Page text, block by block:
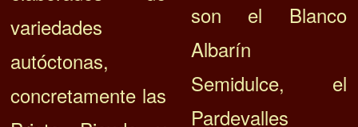
variedades
autóctonas,
concretamente las
son el Blanco
Albarín
Semidulce, el
Pardevalles